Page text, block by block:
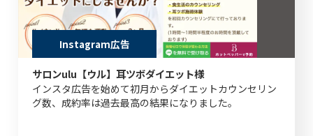
Instagram広告
サロンulu【ウル】耳ツボダイエット様
インスタ広告を始めて初月からダイエットカウンセリン
グ数、成約率は過去最高の結果になりました。